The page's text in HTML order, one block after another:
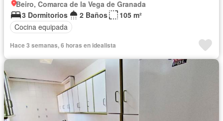
Beiro, Comarca de la Vega de Granada
3 Dormitorios
2 Baños
105 m²
Cocina equipada
Hace 3 semanas, 6 horas en idealista